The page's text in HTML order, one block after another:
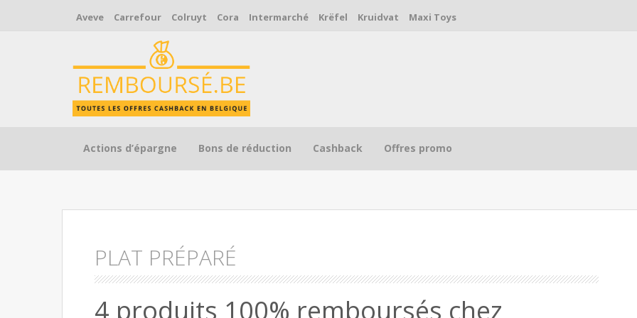
Aveve Carrefour Colruyt Cora Intermarché Krëfel Kruidvat Maxi Toys
Skip to content
Actions d’épargne Bons de réduction Cashback Offres promo
PLAT PRÉPARÉ
4 produits 100% remboursés chez